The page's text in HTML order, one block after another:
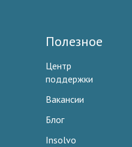
Полезное
Центр
поддержки
Вакансии
Блог
Insolvo